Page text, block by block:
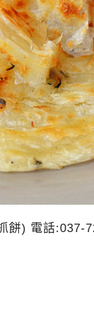
餅) 電話:037-